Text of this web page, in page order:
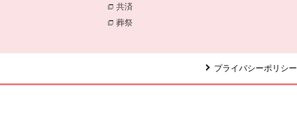
共済
葬祭
プライバシーポリシー